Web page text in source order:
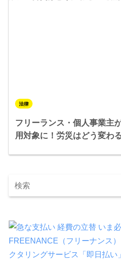
法律
フリーランス・個人事業主
用対象に！労災はどう変わ